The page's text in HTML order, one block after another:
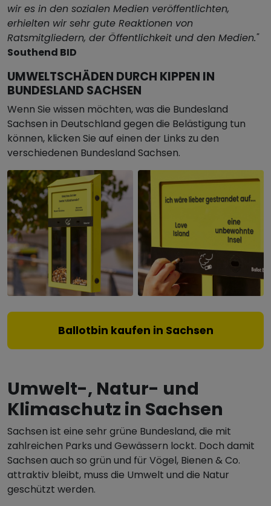
wir es in den sozialen Medien veröffentlichten,
erhielten wir sehr gute Reaktionen von
Ratsmitgliedern, der Öffentlichkeit und den Medien."
Southend BID
UMWELTSCHÄDEN DURCH KIPPEN IN
BUNDESLAND SACHSEN
Wenn Sie wissen möchten, was die Bundesland
Sachsen in Deutschland gegen die Belästigung tun
können, klicken Sie auf einen der Links zu den
verschiedenen Bundesland Sachsen.
Ballotbin kaufen in Sachsen
Umwelt-, Natur- und
Klimaschutz in Sachsen
Sachsen ist eine sehr grüne Bundesland, die mit
zahlreichen Parks und Gewässern lockt. Doch damit
Sachsen auch so grün und für Vögel, Bienen & Co.
attraktiv bleibt, muss die Umwelt und die Natur
geschützt werden.